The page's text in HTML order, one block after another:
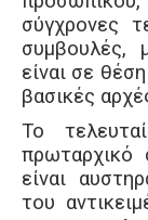
σύγχρονες
συμβουλές,
είναι σε
βασικές
Το
πρωταρχικό
είναι
του